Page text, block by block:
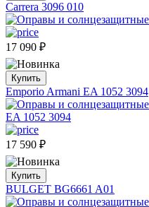
Carrera 3096 010
17 090 ₽
Купить
Emporio Armani EA 1052 3094
17 590 ₽
Купить
BULGET BG6661 A01